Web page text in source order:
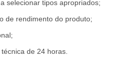
selecionar tipos apropriados;
de rendimento do produto;
de 24 horas.